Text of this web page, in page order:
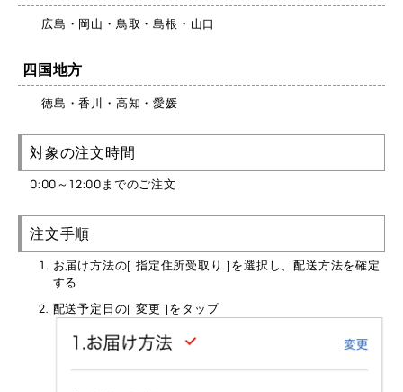
広島・岡山・鳥取・島根・山口
四国地方
徳島・香川・高知・愛媛
対象の注文時間
0:00～12:00までのご注文
注文手順
お届け方法の[ 指定住所受取り ]を選択し、配送方法を確定
する
配送予定日の[ 変更 ]をタップ